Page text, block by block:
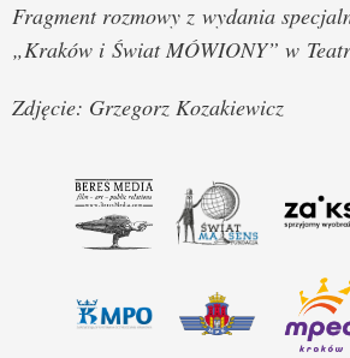
Fragment rozmowy z wydania
„Kraków i Świat MÓWIONY” w
Zdjęcie: Grzegorz Kozakiewicz